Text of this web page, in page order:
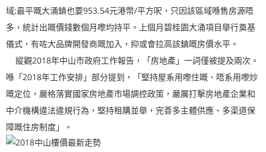
域;最平嘅大涌鎮也要953.54元港幣/平方呎，只因該區域喺售房源唔
多，統計出嘅價錢數個月嚟均持平。上個月碧桂園大涌項目舉行奠基
儀式，有咗大品牌開發商嘅加入，抑或會拉高該鎮嘅房價水平。
縱觀2018年中山市政府工作報告，「房地產」一詞僅被提及兩次。
喺「2018年工作安排」部分提到，「堅持屋系用嚟住嘅、唔系用嚟炒
嘅定位，嚴格落實國家房地產市場調控政策，嚴厲打擊房地產企業和
中介機構違法違規行為，堅持租購並舉，完善多主體供應、多渠道保
障嘅住房制度」。